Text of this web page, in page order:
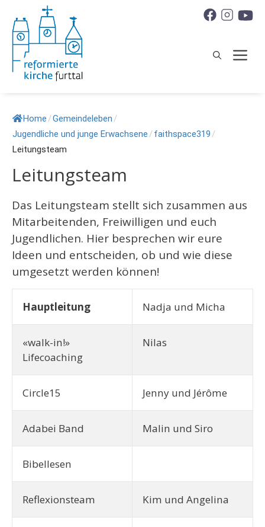
zum
Inhalt
Home /Gemeindeleben /
Jugendliche und junge Erwachsene /faithspace319 /
Leitungsteam
Leitungsteam
Das Leitungsteam stellt sich zusammen aus
Mitarbeitenden, Freiwilligen und euch
Jugendlichen. Hier besprechen wir eure
Ideen und entscheiden, ob und wie diese
umgesetzt werden können!
Hauptleitung Nadja und Micha
«walk-in!»
Lifecoaching
Nilas
Circle15 Jenny und Jérôme
Adabei Band Malin und Siro
Bibellesen
Reflexionsteam Kim und Angelina